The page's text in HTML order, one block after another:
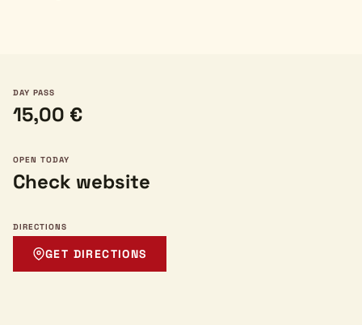
DAY PASS
15,00 €
OPEN TODAY
Check website
DIRECTIONS
GET DIRECTIONS